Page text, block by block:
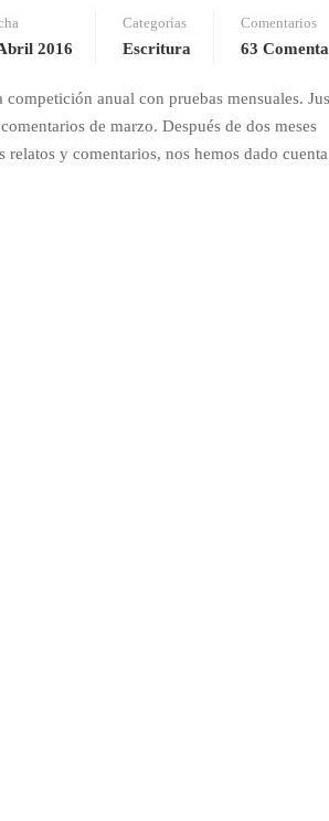
2016
Categorías
Escritura
Comentarios
63
anual con pruebas mensuales.
de marzo. Después de dos meses
y comentarios, nos hemos dado